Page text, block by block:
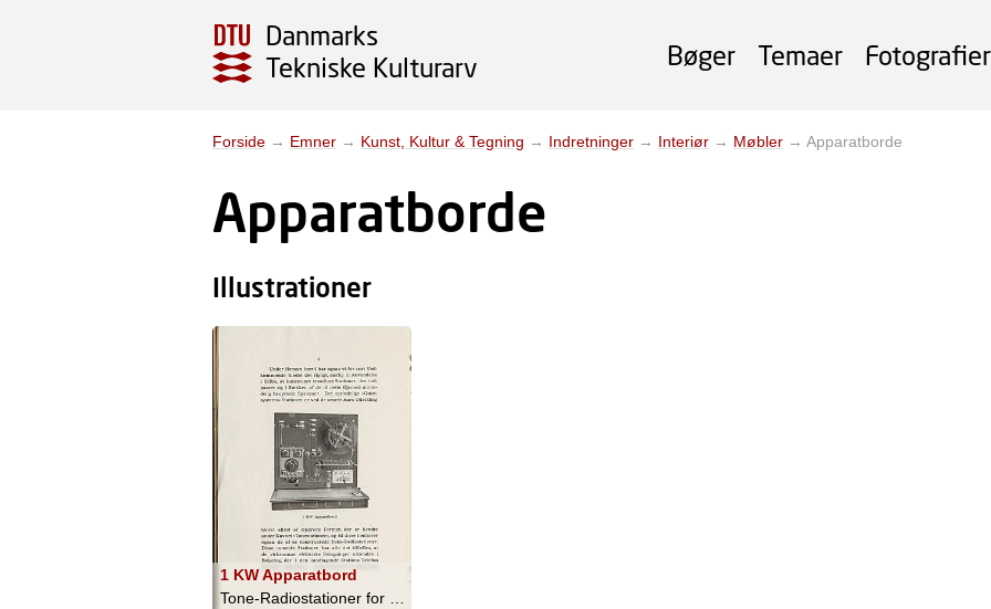
Danmarks
Tekniske Kulturarv
Bøger Temaer Fotografier
Forside → Emner → Kunst, Kultur & Tegning → Indretninger → Interiør → Møbler → Apparatborde
Apparatborde
Illustrationer
1 KW Apparatbord